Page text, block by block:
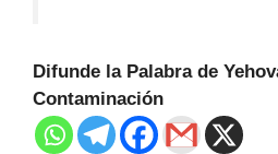
Difunde la Palabra de
Contaminación